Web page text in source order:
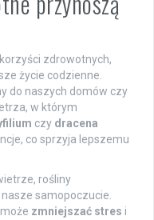
zdrowotnych,
życie codzienne.
do naszych domów czy
w którym
czy dracena
co sprzyja lepszemu
rośliny
samopoczucie.
zmniejszać stres i